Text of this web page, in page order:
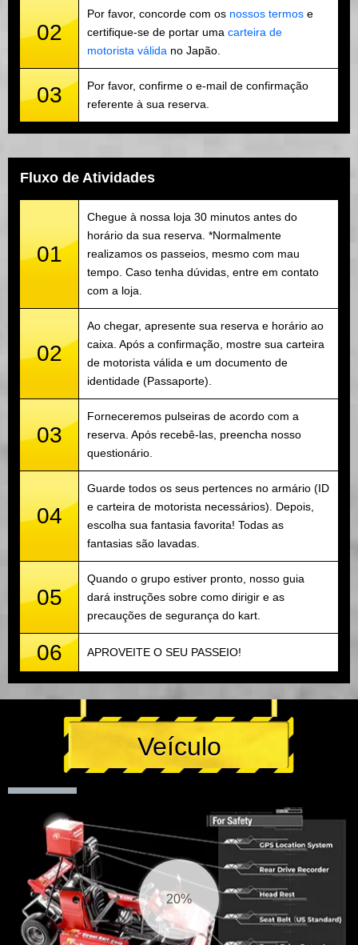
02
Por favor, concorde com os nossos termos e
certifique-se de portar uma carteira de
motorista válida no Japão.
03
Por favor, confirme o e-mail de confirmação
referente à sua reserva.
Fluxo de Atividades
01
Chegue à nossa loja 30 minutos antes do
horário da sua reserva. *Normalmente
realizamos os passeios, mesmo com mau
tempo. Caso tenha dúvidas, entre em contato
com a loja.
02
Ao chegar, apresente sua reserva e horário ao
caixa. Após a confirmação, mostre sua carteira
de motorista válida e um documento de
identidade (Passaporte).
03
Forneceremos pulseiras de acordo com a
reserva. Após recebê-las, preencha nosso
questionário.
04
Guarde todos os seus pertences no armário (ID
e carteira de motorista necessários). Depois,
escolha sua fantasia favorita! Todas as
fantasias são lavadas.
05
Quando o grupo estiver pronto, nosso guia
dará instruções sobre como dirigir e as
precauções de segurança do kart.
06 APROVEITE O SEU PASSEIO!
Veículo
21%